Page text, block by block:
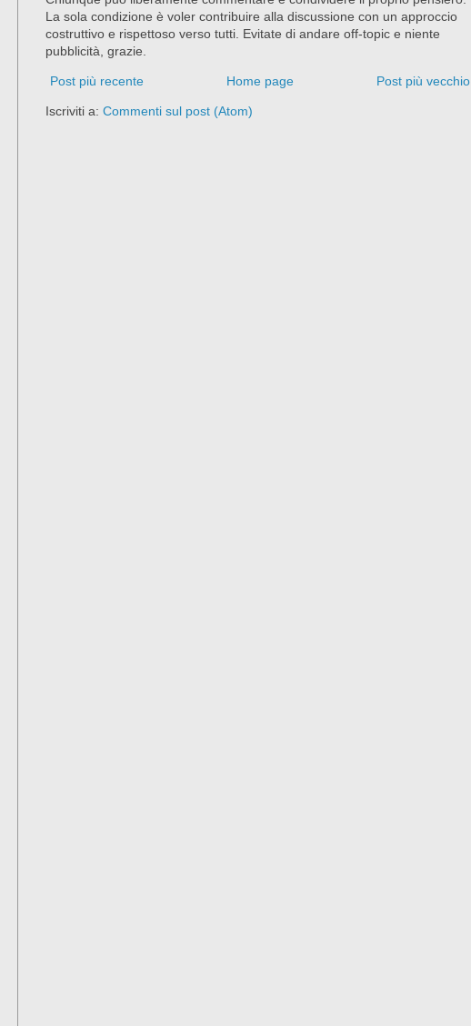
La sola condizione è voler contribuire alla discussione con un approccio
costruttivo e rispettoso verso tutti. Evitate di andare off-topic e niente
pubblicità, grazie.
Post più recente Post più vecchio
Home page
Iscriviti a: Commenti sul post (Atom)